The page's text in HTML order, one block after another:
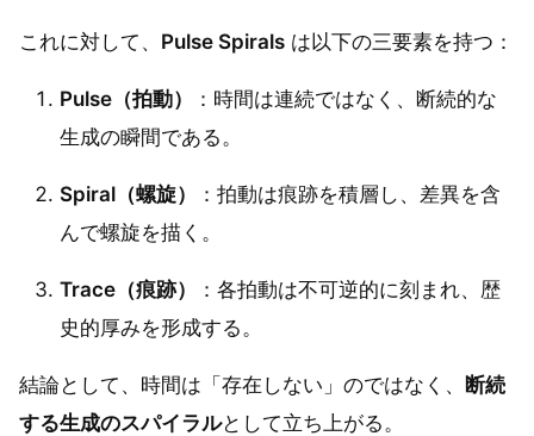
これに対して、 Pulse Spirals は以下の三要素を持つ：
Pulse（拍動）
：時間は連続ではなく、断続的な
生成の瞬間である。
Spiral（螺旋）
：拍動は痕跡を積層し、差異を含
んで螺旋を描く。
Trace（痕跡）
：各拍動は不可逆的に刻まれ、歴
史的厚みを形成する。
結論として、時間は「存在しない」のではなく、 断続
する生成のスパイラルとして立ち上がる。